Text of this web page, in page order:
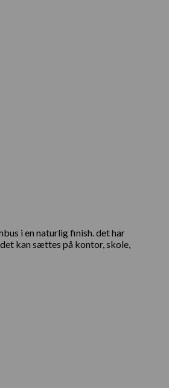
i en naturlig finish. det har
kan sættes på kontor, skole,